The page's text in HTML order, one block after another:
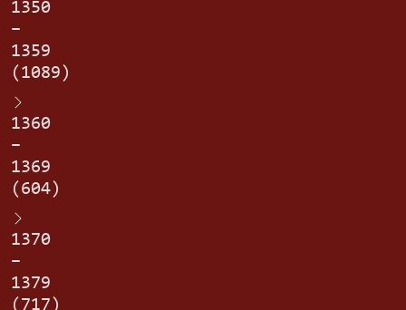
1350
–
1359
(1089)
1360
–
1369
(604)
1370
–
1379
(717)